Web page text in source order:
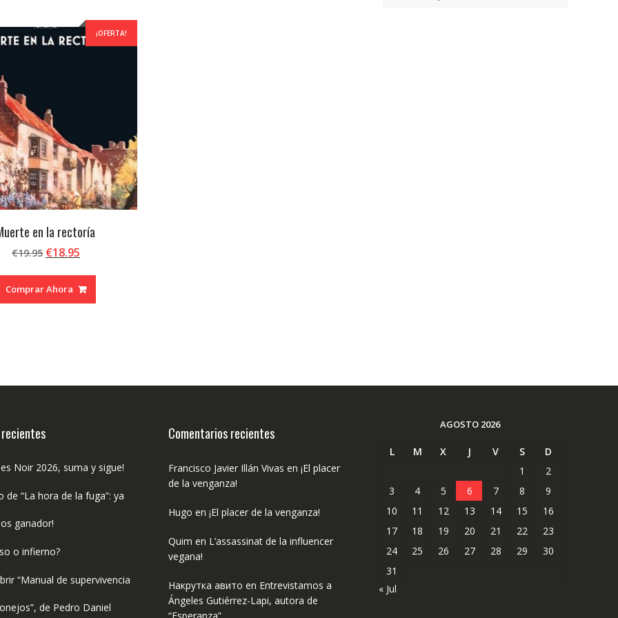
¡OFERTA!
en la rectoría
€19.95 El
original
era:
€18.95El
actual
es:
Comprar Ahora
Noir 2026, suma y sigue!
de “La hora de la fuga”: ya
ganador!
o infierno?
“Manual de supervivencia
de Pedro Daniel
Comentarios recientes
Francisco Javier Illán Vivas en ¡El placer
de la venganza!
Hugo en ¡El placer de la venganza!
Quim en L’assassinat de la influencer
vegana!
Накрутка авито en Entrevistamos a
Ángeles Gutiérrez-Lapi, autora de
AGOSTO 2026
L M X J V S
D
1
2
3
4 5 6 7 8
9
10
11 12 13 14 15
16
17
18 19 20 21 22
23
24
25 26 27 28 29
30
31
« Jul